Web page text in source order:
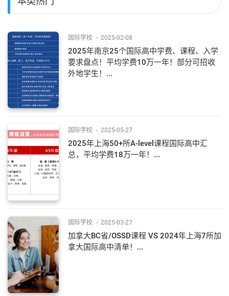
国际学校 - 2025-02-08
2025年南京25个国际高中学费、课程、入学
要求盘点！平均学费10万一年！部分可招收
外地学生！...
国际学校 - 2025-05-27
2025年上海50+所A-level课程国际高中汇
总，平均学费18万一年！...
国际学校 - 2025-03-27
加拿大BC省/OSSD课程 VS 2024年上海7所加
拿大国际高中清单！...